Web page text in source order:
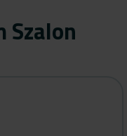
Szalon